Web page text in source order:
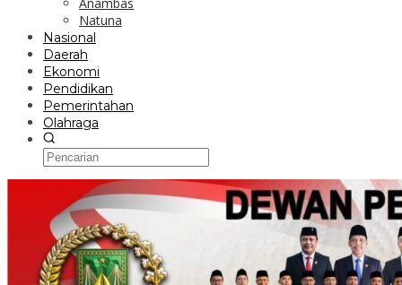
Natuna
Nasional
Daerah
Ekonomi
Pendidikan
Pemerintahan
Olahraga